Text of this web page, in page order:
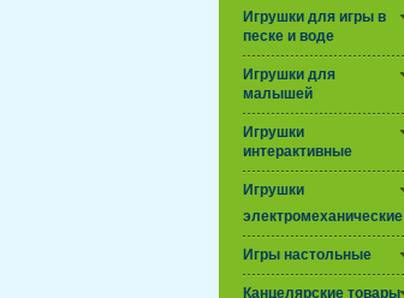
Игрушки для игры в
песке и воде
Игрушки для
малышей
Игрушки
интерактивные
Игрушки
электромеханические
Игры настольные
Канцелярские товары